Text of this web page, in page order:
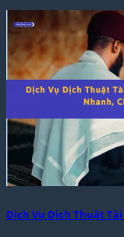
Dịch Vụ Dịch Thuật